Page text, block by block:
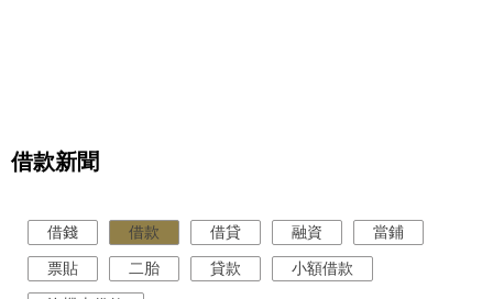
借款新聞
借錢 借款 借貸 融資 當鋪
票貼 二胎 貸款 小額借款